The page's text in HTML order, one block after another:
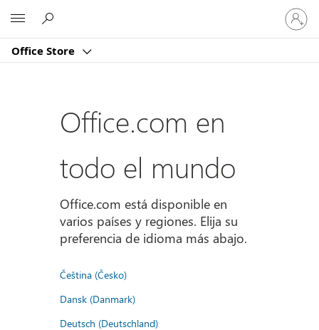
Office Store
Iniciar
sesión
en
cuenta
Office.com en
todo el mundo
Office.com está disponible en
varios países y regiones. Elija su
preferencia de idioma más abajo.
Čeština (Česko)
Dansk (Danmark)
Deutsch (Deutschland)